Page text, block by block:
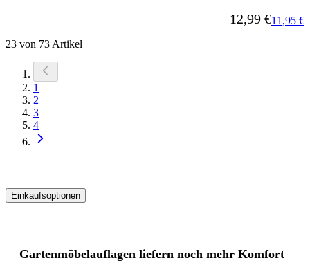
Einkaufsoptionen
12,99 €Ab
11,95 €
23 von 73 Artikel
Sie
lesen
gerade
die
Seite
1
Seite
2
Seite
3
Seite
4
Gartenmöbelauflagen liefern noch mehr Komfort